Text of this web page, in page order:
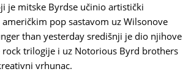
je mitske Byrdse učinio artistički
pop sastavom uz Wilsonove
than yesterday središnji je dio njihove
rock trilogije i uz Notorious Byrd brothers
vrhunac.